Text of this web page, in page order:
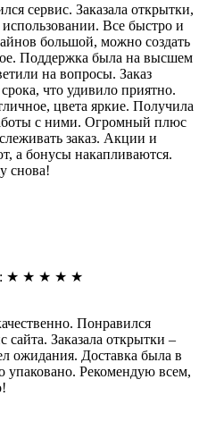
сервис. Заказала открытки,
Все быстро и
большой, можно создать
Поддержка была на высшем
на вопросы. Заказ
что удивило приятно.
цвета яркие. Получила
с ними. Огромный плюс
заказ. Акции и
а бонусы накапливаются.
снова!
: ★ ★ ★ ★ ★
Понравился
сайта. Заказала открытки –
ожидания. Доставка была в
упаковано. Рекомендую всем,